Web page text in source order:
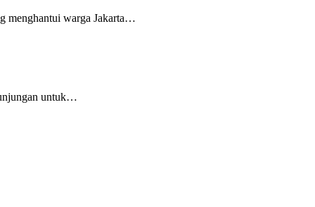
menghantui warga Jakarta…
untuk…